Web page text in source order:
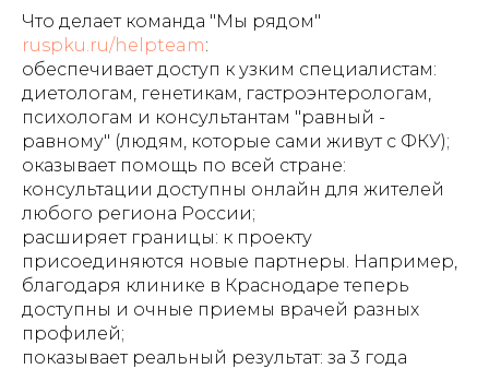
Что делает команда "Мы рядом"
ruspku.ru/helpteam:
обеспечивает доступ к узким специалистам:
диетологам, генетикам, гастроэнтерологам,
психологам и консультантам "равный -
равному" (людям, которые сами живут с ФКУ);
оказывает помощь по всей стране:
консультации доступны онлайн для жителей
любого региона России;
расширяет границы: к проекту
присоединяются новые партнеры. Например,
благодаря клинике в Краснодаре теперь
доступны и очные приемы врачей разных
профилей;
показывает реальный результат: за 3 года